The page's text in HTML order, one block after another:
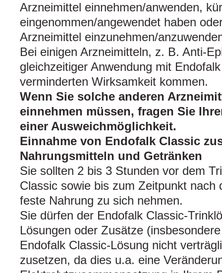
Arzneimittel einnehmen/anwenden,
eingenommen/angewendet haben
Arzneimittel einzunehmen/
Bei einigen Arzneimitteln, z. B. Anti-
gleichzeitiger Anwendung mit
verminderten Wirksamkeit kommen.
Wenn Sie solche anderen
einnehmen müssen, fragen Sie
einer Ausweichmöglichkeit.
Einnahme von Endofalk Classic
Nahrungsmitteln und Getränken
Sie sollten 2 bis 3 Stunden vor dem
Classic sowie bis zum Zeitpunkt nach
feste Nahrung zu sich nehmen.
Sie dürfen der Endofalk Classic-
Lösungen oder Zusätze
Endofalk Classic-Lösung nicht
zusetzen, da dies u.a. eine